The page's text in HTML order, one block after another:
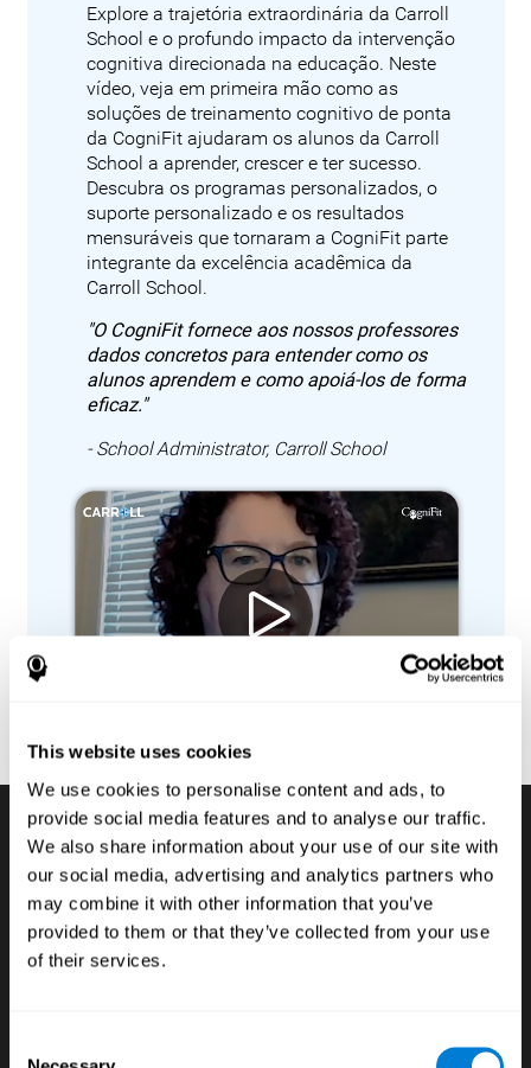
This website uses cookies
We use cookies to personalise content and ads, to
provide social media features and to analyse our traffic.
We also share information about your use of our site with
our social media, advertising and analytics partners who
may combine it with other information that you’ve
provided to them or that they’ve collected from your use
of their services.
Explore a trajetória extraordinária da Carroll
School e o profundo impacto da intervenção
cognitiva direcionada na educação. Neste
vídeo, veja em primeira mão como as
soluções de treinamento cognitivo de ponta
da CogniFit ajudaram os alunos da Carroll
School a aprender, crescer e ter sucesso.
Descubra os programas personalizados, o
suporte personalizado e os resultados
mensuráveis que tornaram a CogniFit parte
integrante da excelência acadêmica da
Carroll School.
"O CogniFit fornece aos nossos professores
dados concretos para entender como os
alunos aprendem e como apoiá-los de forma
eficaz."
- School Administrator, Carroll School
Testes de avaliações
cognitivas digitais
debilidades e fortalezas, a sua implicação nas